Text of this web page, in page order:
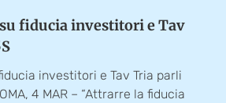
fiducia investitori e Tav
investitori e Tav Tria parli
4 MAR – “Attrarre la fiducia